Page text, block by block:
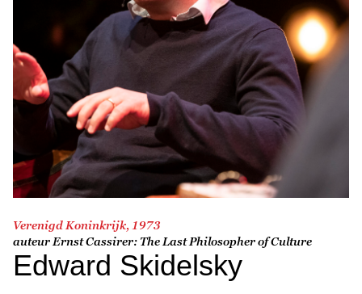
Verenigd Koninkrijk, 1973
auteur Ernst Cassirer: The Last Philosopher of Culture
Edward Skidelsky